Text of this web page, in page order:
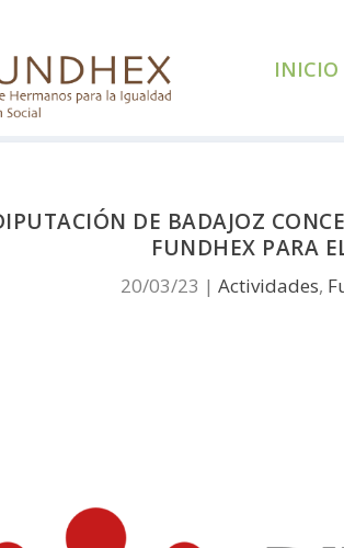
INICIO
DE BADAJOZ
FUNDHEX PARA
20/03/23 | Actividades,